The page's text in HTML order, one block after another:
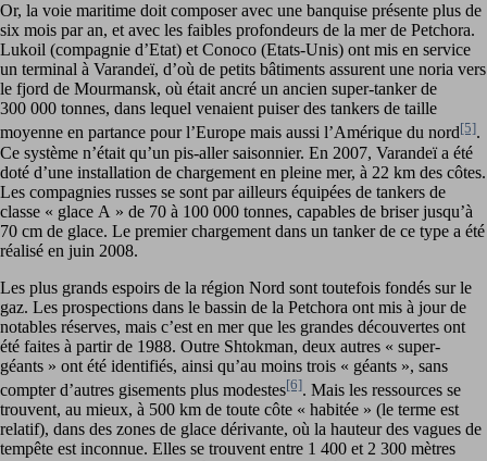
Or, la voie maritime doit composer avec une banquise présente plus de
six mois par an, et avec les faibles profondeurs de la mer de Petchora.
Lukoil (compagnie d’Etat) et Conoco (Etats-Unis) ont mis en service
un terminal à Varandeï, d’où de petits bâtiments assurent une noria vers
le fjord de Mourmansk, où était ancré un ancien super-tanker de
300 000 tonnes, dans lequel venaient puiser des tankers de taille
moyenne en partance pour l’Europe mais aussi l’Amérique du nord[5].
Ce système n’était qu’un pis-aller saisonnier. En 2007, Varandeï a été
doté d’une installation de chargement en pleine mer, à 22 km des côtes.
Les compagnies russes se sont par ailleurs équipées de tankers de
classe « glace A » de 70 à 100 000 tonnes, capables de briser jusqu’à
70 cm de glace. Le premier chargement dans un tanker de ce type a été
réalisé en juin 2008.
Les plus grands espoirs de la région Nord sont toutefois fondés sur le
gaz. Les prospections dans le bassin de la Petchora ont mis à jour de
notables réserves, mais c’est en mer que les grandes découvertes ont
été faites à partir de 1988. Outre Shtokman, deux autres « super-
géants » ont été identifiés, ainsi qu’au moins trois « géants », sans
compter d’autres gisements plus modestes[6]. Mais les ressources se
trouvent, au mieux, à 500 km de toute côte « habitée » (le terme est
relatif), dans des zones de glace dérivante, où la hauteur des vagues de
tempête est inconnue. Elles se trouvent entre 1 400 et 2 300 mètres